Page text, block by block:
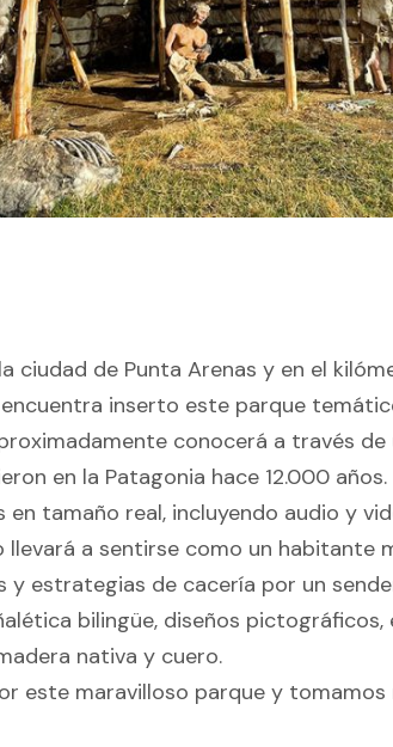
ciudad de Punta Arenas y en el
encuentra inserto este parque
conocerá a través de
en la Patagonia hace 12.000
en tamaño real, incluyendo audio y
a sentirse como un habitante
estrategias de cacería por un
bilingüe, diseños pictográficos,
nativa y cuero.
este maravilloso parque y